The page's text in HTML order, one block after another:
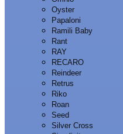
Oyster
Papaloni
Ramili Baby
Rant
RAY
RECARO
Reindeer
Retrus
Riko
Roan
Seed
Silver Cross